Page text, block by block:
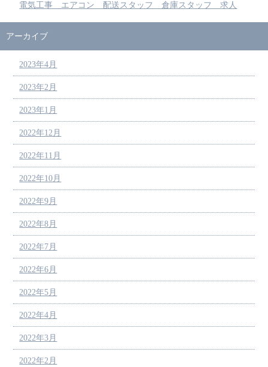
電気工事 エアコン 配送スタッフ 倉庫スタッフ 求人
アーカイブ
2023年4月
2023年2月
2023年1月
2022年12月
2022年11月
2022年10月
2022年9月
2022年8月
2022年7月
2022年6月
2022年5月
2022年4月
2022年3月
2022年2月